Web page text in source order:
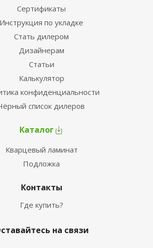
Сертификаты
Инструкция по укладке
Стать дилером
Дизайнерам
Статьи
Калькулятор
конфиденциальности
список дилеров
Каталог
Кварцевый ламинат
Подложка
Контакты
Где купить?
на связи